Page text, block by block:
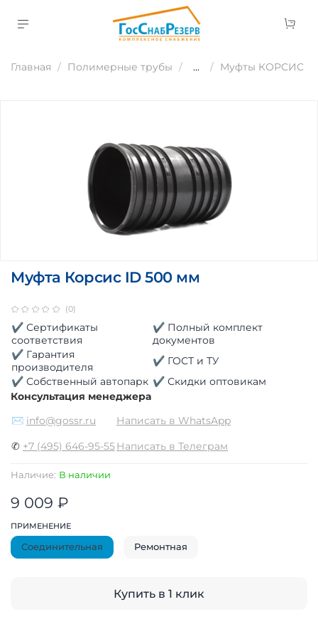
Главная Полимерные трубы ... Муфты КОРСИС
(0)
Наличие: В наличии
Муфта Корсис ID 500 мм
9 009 ₽
Купить в 1 клик
ПРИМЕНЕНИЕ
Соединительная Ремонтная
✔ Сертификаты
соответствия
✔ Полный комплект
документов
✔ Гарантия
производителя
✔ ГОСТ и ТУ
✔ Собственный автопарк ✔ Скидки оптовикам
Консультация менеджера
✉ info@gossr.ru
Написать в WhatsApp
✆ +7 (495) 646-95-55Написать в Телеграм